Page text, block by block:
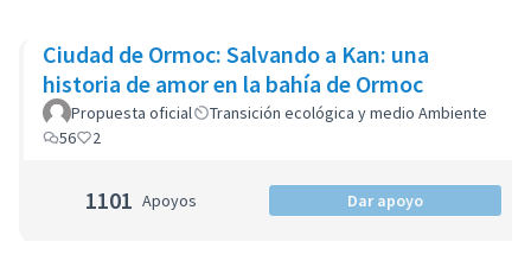
Ciudad de Ormoc: Salvando a Kan: una
historia de amor en la bahía de Ormoc
Propuesta oficial
Transición ecológica y medio Ambiente
56
2
1101 Apoyos Dar apoyo